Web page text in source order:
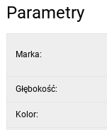
Kolor: biały
Parametry
Marka:
Głębokość:
Kolor: